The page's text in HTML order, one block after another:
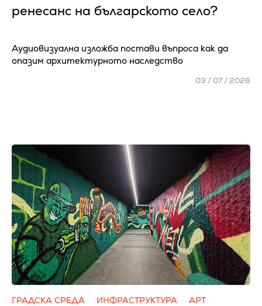
ренесанс на българското село?
Аудиовизуална изложба постави въпроса как да
опазим архитектурното наследство
03 / 07 / 2026
ГРАДСКА СРЕДА ИНФРАСТРУКТУРА АРТ